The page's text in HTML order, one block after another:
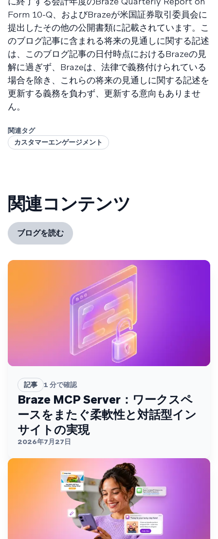
Form 10-Q、およびBrazeが米国証券取引委員会に
提出したその他の公開書類に記載されています。こ
のブログ記事に含まれる将来の見通しに関する記述
は、このブログ記事の日付時点におけるBrazeの見
解に過ぎず、Brazeは、法律で義務付けられている
場合を除き、これらの将来の見通しに関する記述を
更新する義務を負わず、更新する意向もありませ
ん。
関連タグ
カスタマーエンゲージメント
関連コンテンツ
ブログを読む
記事 1 分で確認
Braze MCP Server：ワークスペ
ースをまたぐ柔軟性と対話型イン
サイトの実現
2026年7月27日